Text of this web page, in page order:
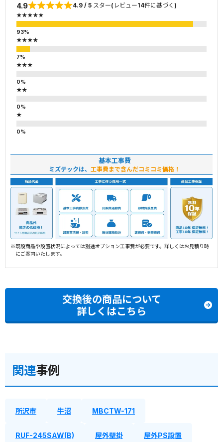
4.9 4.9 / 5 スター(レビュー14件に基づく)
★★★★★
★★★★
★★★
★★
★
基本工事費
ミズテックは、 工事費まで含んだコミコミ価格！
※既設商品や設置状況によっては別途オプション工事費が必要です。詳しくはお見積り時
にご案内いたします。
交換後の商品について
詳しくはこちら
関連事例
所沢市 牛沼 MBCTW-171
RUF-245SAW(B) 屋外壁掛 屋外PS設置